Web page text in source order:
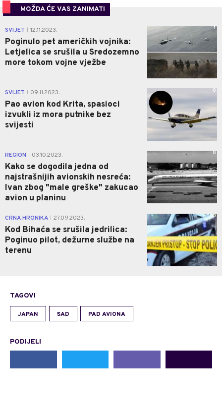
MOŽDA ĆE VAS ZANIMATI
SVIJET 12.11.2023.
Poginulo pet američkih vojnika:
Letjelica se srušila u Sredozemno
more tokom vojne vježbe
1
SVIJET 09.11.2023.
Pao avion kod Krita, spasioci
izvukli iz mora putnike bez
svijesti
0
REGION 03.10.2023.
Kako se dogodila jedna od
najstrašnijih avionskih nesreća:
Ivan zbog "male greške" zakucao
avion u planinu
0
CRNA HRONIKA 27.09.2023.
Kod Bihaća se srušila jedrilica:
Poginuo pilot, dežurne službe na
terenu
0
TAGOVI
JAPAN SAD PAD AVIONA
PODIJELI